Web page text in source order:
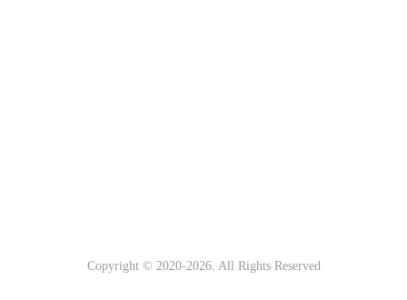
Copyright © 2020-2026. All Rights Reserved